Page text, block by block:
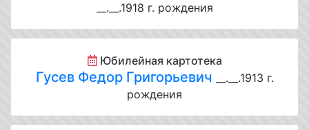
__.__.1918 г. рождения
Юбилейная картотека
Гусев Федор Григорьевич __.__.1913 г.
рождения